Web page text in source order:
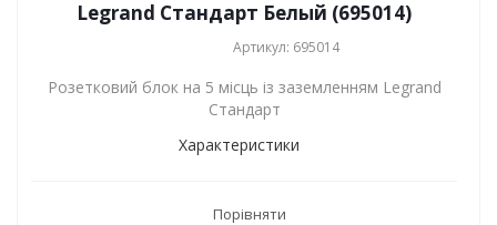
Legrand Стандарт Белый (695014)
Артикул: 695014
Розетковий блок на 5 місць із заземленням Legrand
Стандарт
Характеристики
Порівняти